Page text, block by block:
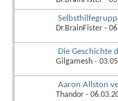
Dr.BrainFister -
Die Geschichte
Gilgamesh -
Aaron Allston
Thandor -